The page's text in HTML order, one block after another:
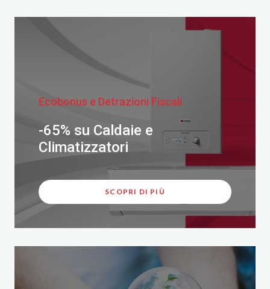
Ecobonus e Detrazioni Fiscali
-65% su Caldaie e
Climatizzatori
SCOPRI DI PIÙ